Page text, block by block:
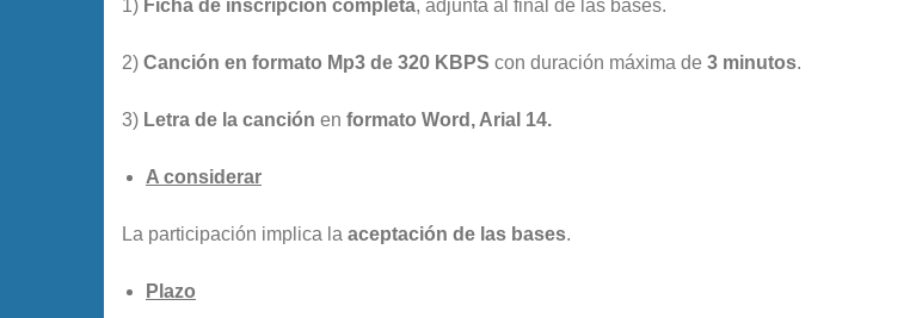
1) Ficha de inscripción completa, adjunta al final de las bases.
2) Canción en formato Mp3 de 320 KBPS con duración máxima de 3 minutos.
3) Letra de la canción en formato Word, Arial 14.
A considerar
La participación implica la aceptación de las bases.
Plazo